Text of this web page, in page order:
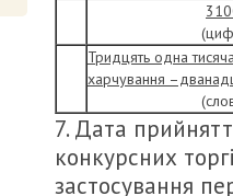
Тридцять одна
харчування
7. Дата
конкурсних
застосування